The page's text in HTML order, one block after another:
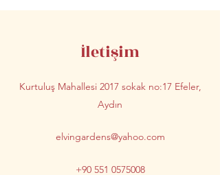
İletişim
Kurtuluş Mahallesi 2017 sokak no:17 Efeler,
Aydın
elvingardens@yahoo.com
+90 551 0575008